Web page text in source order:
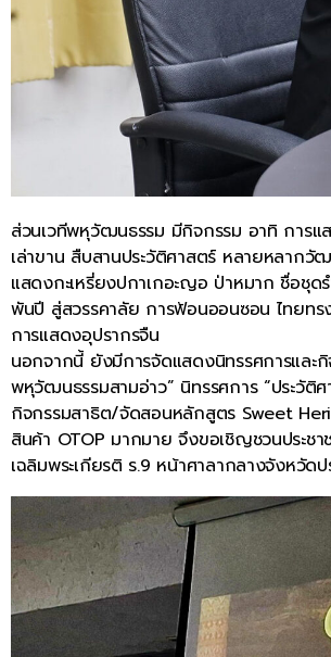
ส่วนเวทีพหุวัฒนธรรม มีกิจกรรม อาทิ การแ
เล่าขาน สืบสานประวัติศาสตร์ หลายหลาก
แสดงกะเหรี่ยงปกาเกอะญอ ป่าหมาก ชื่อชุด
พันปี สู่สวรรคาลัย การฟ้อนออนซอน ไทยทร
การแสดงอุปรากรจืน
นอกจากนี้ ยังมีการจัดแสดงนิทรรศการและ
พหุวัฒนธรรมสามอ่าว” นิทรรศการ “ประวัติ
กิจกรรมสาธิต/จัดสอนหลักสูตร Sweet
สินค้า OTOP มากมาย จึงขอเชิญชวนประช
เฉลิมพระเกียรติ ร.9 หน้าศาลากลางจังหวัดป